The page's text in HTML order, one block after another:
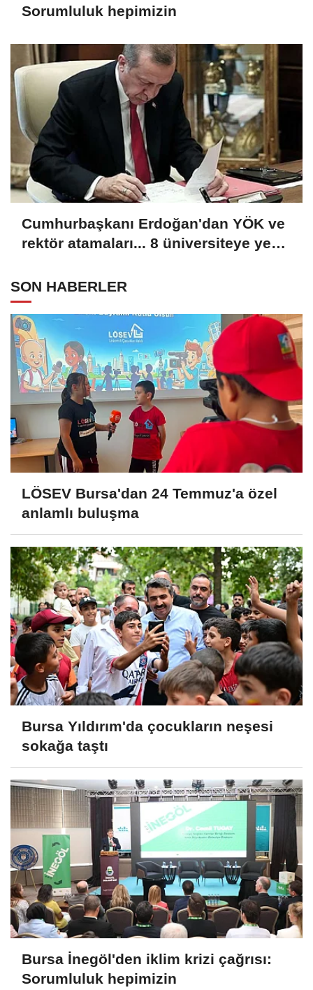
Sorumluluk hepimizin
Cumhurbaşkanı Erdoğan'dan YÖK ve
rektör atamaları... 8 üniversiteye yeni
SON HABERLER
LÖSEV Bursa'dan 24 Temmuz'a özel
anlamlı buluşma
Bursa Yıldırım'da çocukların neşesi
sokağa taştı
Bursa İnegöl'den iklim krizi çağrısı:
Sorumluluk hepimizin